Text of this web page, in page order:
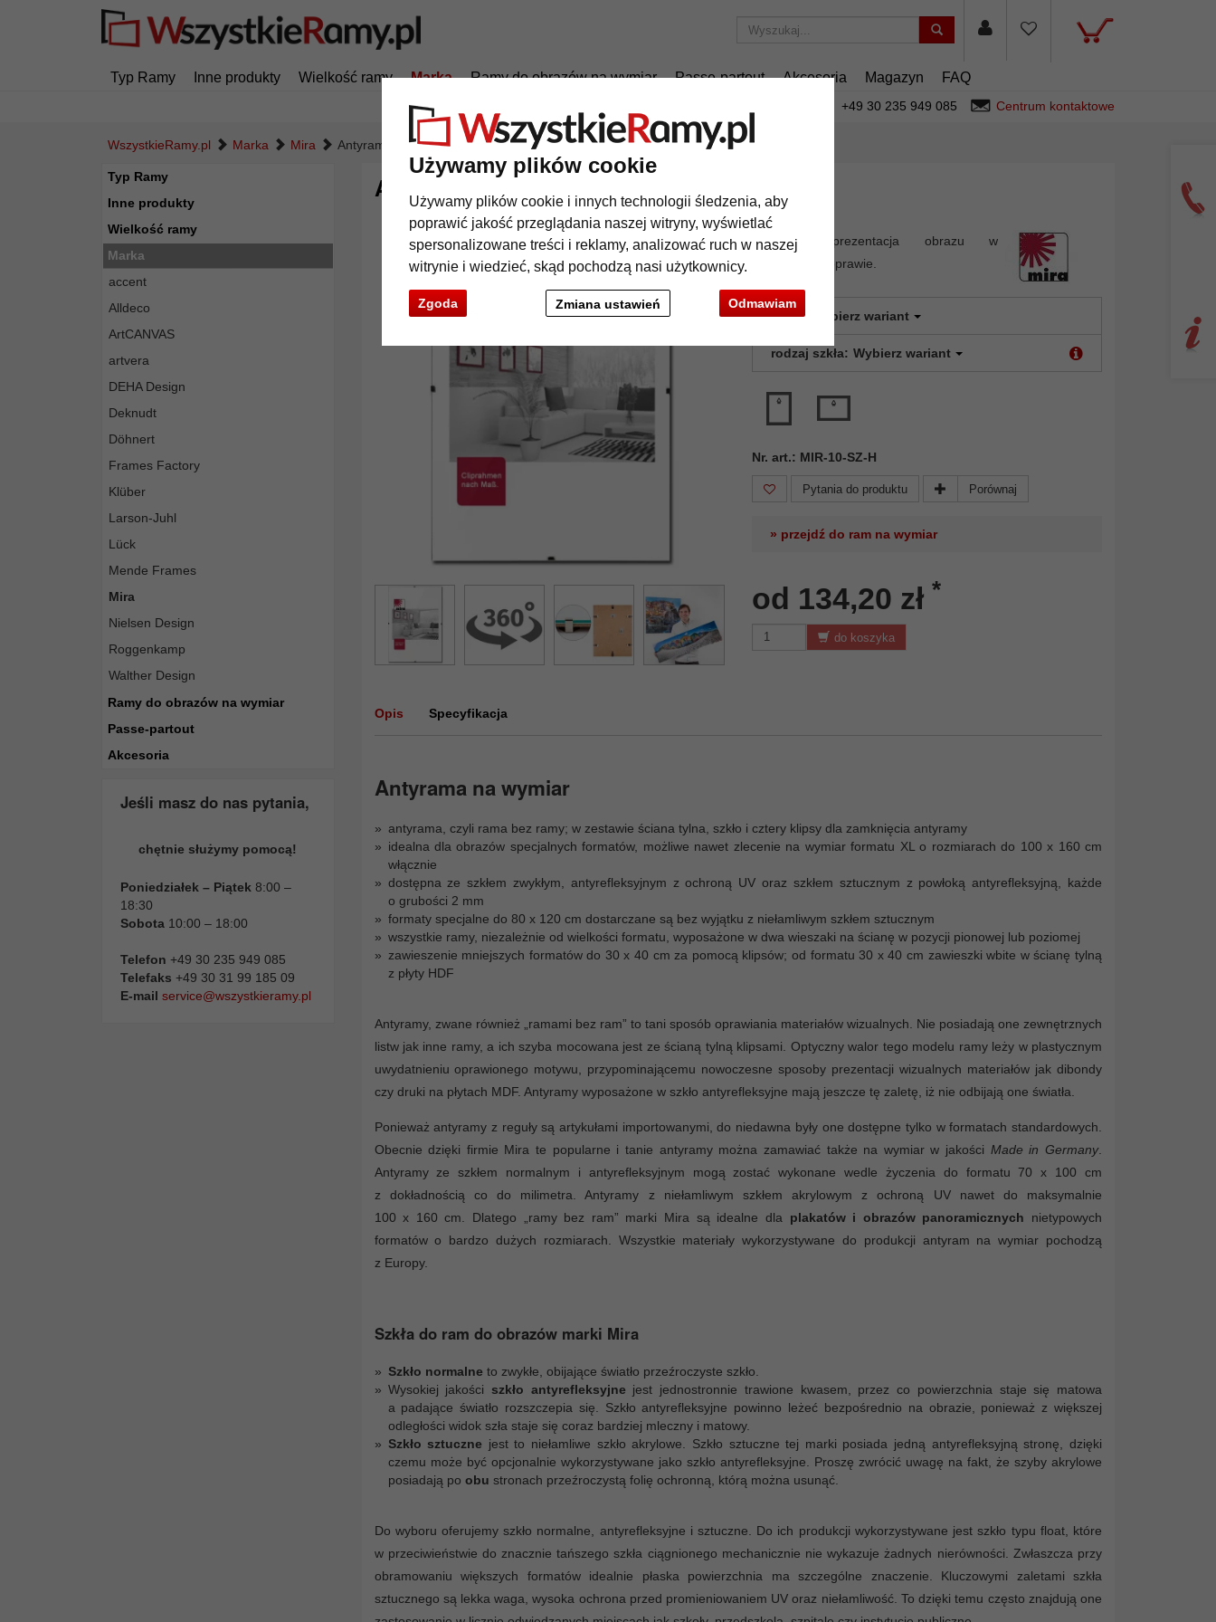
Używamy plików cookie
Używamy plików cookie i innych technologii śledzenia, aby
poprawić jakość przeglądania naszej witryny, wyświetlać
spersonalizowane treści i reklamy, analizować ruch w naszej
witrynie i wiedzieć, skąd pochodzą nasi użytkownicy.
Zgoda Odmawiam
Zmiana ustawień
Typ Ramy Inne produkty Wielkość ramy Marka Ramy do obrazów na wymiar Passe-partout Akcesoria Magazyn FAQ
+49 30 235 949 085 Centrum kontaktowe
WszystkieRamy.pl Marka Mira Antyramy na wymiar
Typ Ramy
Inne produkty
Wielkość ramy
Marka
accent
Alldeco
ArtCANVAS
artvera
DEHA Design
Deknudt
Döhnert
Frames Factory
Klüber
Larson-Juhl
Lück
Mende Frames
Mira
Nielsen Design
Roggenkamp
Walther Design
Ramy do obrazów na wymiar
Passe-partout
Akcesoria
Jeśli masz do nas pytania,
chętnie służymy pomocą!
Poniedziałek – Piątek 8:00 –
18:30
Sobota 10:00 – 18:00
Telefon +49 30 235 949 085
Telefaks +49 30 31 99 185 09
E-mail service@wszystkieramy.pl
Antyramy na wymiar
Najlepsza prezentacja obrazu w
niewidzialnej oprawie.
kolor: Wybierz wariant
rodzaj szkła: Wybierz wariant
Nr. art.: MIR-10-SZ-H
Pytania do produktu Porównaj
» przejdź do ram na wymiar
od 134,20 zł *
do koszyka
Opis Specyfikacja
Antyrama na wymiar
antyrama, czyli rama bez ramy; w zestawie ściana tylna, szkło i cztery klipsy dla zamknięcia antyramy
idealna dla obrazów specjalnych formatów, możliwe nawet zlecenie na wymiar formatu XL o rozmiarach do 100 x 160 cm
włącznie
dostępna ze szkłem zwykłym, antyrefleksyjnym z ochroną UV oraz szkłem sztucznym z powłoką antyrefleksyjną, każde
o grubości 2 mm
formaty specjalne do 80 x 120 cm dostarczane są bez wyjątku z niełamliwym szkłem sztucznym
wszystkie ramy, niezależnie od wielkości formatu, wyposażone w dwa wieszaki na ścianę w pozycji pionowej lub poziomej
zawieszenie mniejszych formatów do 30 x 40 cm za pomocą klipsów; od formatu 30 x 40 cm zawieszki wbite w ścianę tylną
z płyty HDF
Antyramy, zwane również „ramami bez ram” to tani sposób oprawiania materiałów wizualnych. Nie posiadają one zewnętrznych
listw jak inne ramy, a ich szyba mocowana jest ze ścianą tylną klipsami. Optyczny walor tego modelu ramy leży w plastycznym
uwydatnieniu oprawionego motywu, przypominającemu nowoczesne sposoby prezentacji wizualnych materiałów jak dibondy
czy druki na płytach MDF. Antyramy wyposażone w szkło antyrefleksyjne mają jeszcze tę zaletę, iż nie odbijają one światła.
Ponieważ antyramy z reguły są artykułami importowanymi, do niedawna były one dostępne tylko w formatach standardowych.
Obecnie dzięki firmie Mira te popularne i tanie antyramy można zamawiać także na wymiar w jakości Made in Germany.
Antyramy ze szkłem normalnym i antyrefleksyjnym mogą zostać wykonane wedle życzenia do formatu 70 x 100 cm
z dokładnością co do milimetra. Antyramy z niełamliwym szkłem akrylowym z ochroną UV nawet do maksymalnie
100 x 160 cm. Dlatego „ramy bez ram” marki Mira są idealne dla plakatów i obrazów panoramicznych nietypowych
formatów o bardzo dużych rozmiarach. Wszystkie materiały wykorzystywane do produkcji antyram na wymiar pochodzą
z Europy.
Szkła do ram do obrazów marki Mira
Szkło normalne to zwykłe, obijające światło przeźroczyste szkło.
Wysokiej jakości szkło antyrefleksyjne jest jednostronnie trawione kwasem, przez co powierzchnia staje się matowa
a padające światło rozszczepia się. Szkło antyrefleksyjne powinno leżeć bezpośrednio na obrazie, ponieważ z większej
odległości widok szła staje się coraz bardziej mleczny i matowy.
Szkło sztuczne jest to niełamliwe szkło akrylowe. Szkło sztuczne tej marki posiada jedną antyrefleksyjną stronę, dzięki
czemu może być opcjonalnie wykorzystywane jako szkło antyrefleksyjne. Proszę zwrócić uwagę na fakt, że szyby akrylowe
posiadają po obu stronach przeźroczystą folię ochronną, którą można usunąć.
Do wyboru oferujemy szkło normalne, antyrefleksyjne i sztuczne. Do ich produkcji wykorzystywane jest szkło typu float, które
w przeciwieństwie do znacznie tańszego szkła ciągnionego mechanicznie nie wykazuje żadnych nierówności. Zwłaszcza przy
obramowaniu większych formatów idealnie płaska powierzchnia ma szczególne znaczenie. Kluczowymi zaletami szkła
sztucznego są lekka waga, wysoka ochrona przed promieniowaniem UV oraz niełamliwość. To dzięki temu często znajdują one